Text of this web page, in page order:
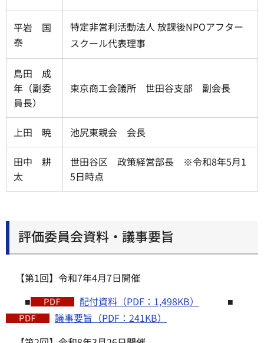
平岩 国
泰
特定非営利活動法人 放課後NPOアフター
スクール代表理事
島田 成
年（副委
員長）
東京商工会議所 世田谷支部 副会長
上田 暁 池尻東親会 会長
田中 耕
太
世田谷区 政策経営部長 ※令和8年5月1
5日時点
評価委員会資料・議事要旨
【第1回】令和7年4月7日開催
■
配付資料（PDF：1,498KB）
■
議事要旨（PDF：241KB）